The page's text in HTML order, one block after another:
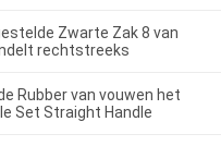
Zwarte Zak 8 van
rechtstreeks
Rubber van vouwen het
Set Straight Handle